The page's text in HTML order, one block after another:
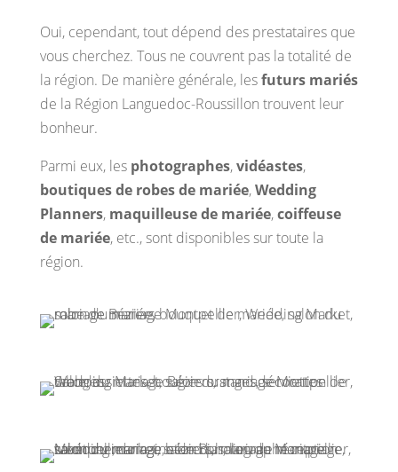
Oui, cependant, tout dépend des prestataires que
vous cherchez. Tous ne couvrent pas la totalité de
la région. De manière générale, lesfuturs mariés
de la Région Languedoc-Roussillon trouvent leur
bonheur.
Parmi eux, les photographes,vidéastes,
boutiques de robes de mariée,Wedding
Planners, maquilleuse de mariée,coiffeuse
de mariée, etc., sont disponibles sur toute la
région.